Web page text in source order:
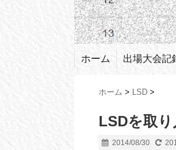
ホーム 出場大会記
ホーム > LSD >
LSDを取り
2014/08/30